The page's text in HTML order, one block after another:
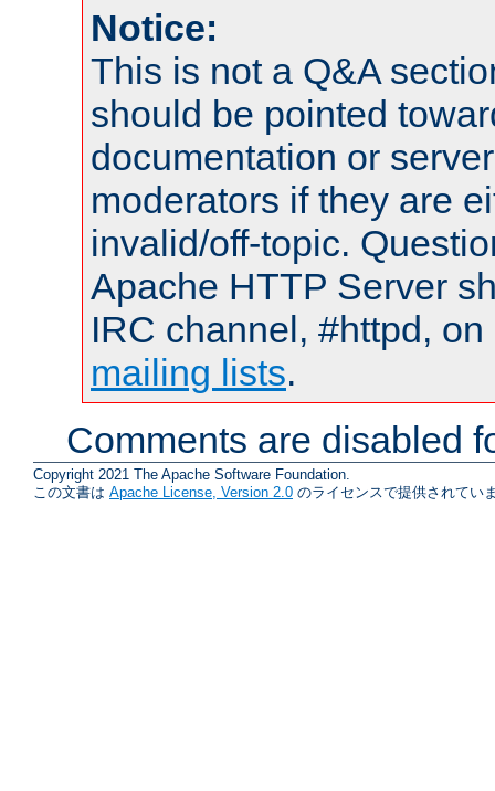
Notice:
This is not a Q&A
should be pointed
documentation or
moderators if they are
invalid/off-topic.
Apache HTTP Server
IRC channel, #httpd,
mailing lists.
Comments are disabled
Copyright 2021 The Apache Software Foundation.
この文書は Apache License, Version 2.0 のライセンスで提供されてい